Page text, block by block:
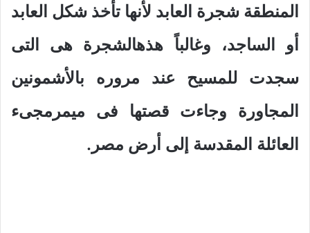
المنطقة شجرة العابد لأنها تأخذ شكل العابد
أو الساجد، وغالباً هذهالشجرة هى التى
سجدت للمسيح عند مروره بالأشمونين
المجاورة وجاءت قصتها فى ميمرمجىء
العائلة المقدسة إلى أرض مصر.